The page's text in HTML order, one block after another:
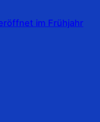
im Frühjahr